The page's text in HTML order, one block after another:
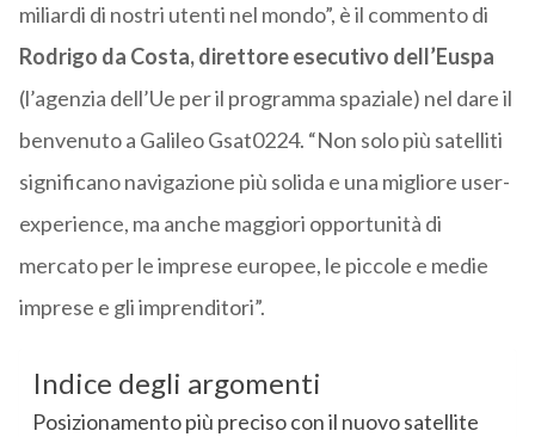
miliardi di nostri utenti nel mondo”, è il commento di
Rodrigo da Costa, direttore esecutivo dell’Euspa
(l’agenzia dell’Ue per il programma spaziale) nel dare il
benvenuto a Galileo Gsat0224. “Non solo più satelliti
significano navigazione più solida e una migliore user-
experience, ma anche maggiori opportunità di
mercato per le imprese europee, le piccole e medie
imprese e gli imprenditori”.
Indice degli argomenti
Posizionamento più preciso con il nuovo satellite